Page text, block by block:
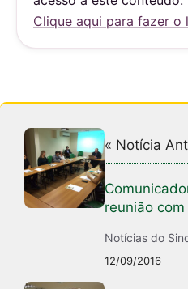
A
p
b
o
k
Clique aqui para fazer o
« Notícia
reunião com
Notícias do
12/09/2016